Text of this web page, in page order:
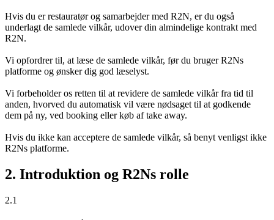
Hvis du er restauratør og samarbejder med R2N, er du også
underlagt de samlede vilkår, udover din almindelige kontrakt med
R2N.
Vi opfordrer til, at læse de samlede vilkår, før du bruger R2Ns
platforme og ønsker dig god læselyst.
Vi forbeholder os retten til at revidere de samlede vilkår fra tid til
anden, hvorved du automatisk vil være nødsaget til at godkende
dem på ny, ved booking eller køb af take away.
Hvis du ikke kan acceptere de samlede vilkår, så benyt venligst ikke
R2Ns platforme.
2. Introduktion og R2Ns rolle
2.1